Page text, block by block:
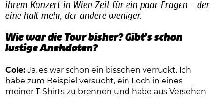
ihrem Konzert in Wien Zeit für ein paar Fragen – der
eine halt mehr, der andere weniger.
Wie war die Tour bisher? Gibt’s schon
lustige Anekdoten?
Cole: Ja, es war schon ein bisschen verrückt. Ich
habe zum Beispiel versucht, ein Loch in eines
meiner T-Shirts zu brennen und habe aus Versehen